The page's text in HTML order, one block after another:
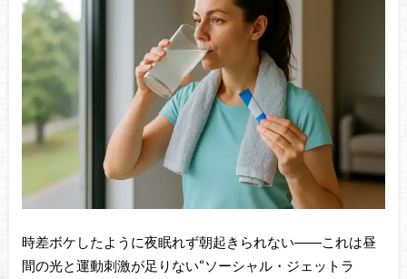
時差ボケしたように夜眠れず朝起きられない――これは昼
間の光と運動刺激が足りない“ソーシャル・ジェットラ